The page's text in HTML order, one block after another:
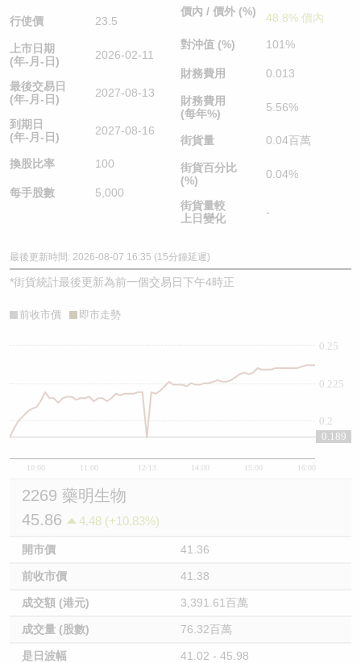
行使價 23.5
上市日期
(年-月-日)
2026-02-11
最後交易日
(年-月-日)
2027-08-13
到期日
(年-月-日)
2027-08-16
換股比率 100
每手股數 5,000
價內 / 價外 (%) 48.8% 價內
對沖值 (%) 101%
財務費用 0.013
財務費用
(每年%)
5.56%
街貨量 0.04百萬
街貨百分比
(%)
0.04%
街貨量較
上日變化
-
最後更新時間: 2026-08-07 16:35 (15分鐘延遲)
*街貨統計最後更新為前一個交易日下午4時正
前收市價 即市走勢
10:00 11:00 12/13 14:00 15:00 16:00
0.2
0.225
0.25
0.189
2269 藥明生物
45.86
4.48 (+10.83%)
開市價 41.36
前收市價 41.38
成交額 (港元) 3,391.61百萬
成交量 (股數) 76.32百萬
是日波幅 41.02 - 45.98